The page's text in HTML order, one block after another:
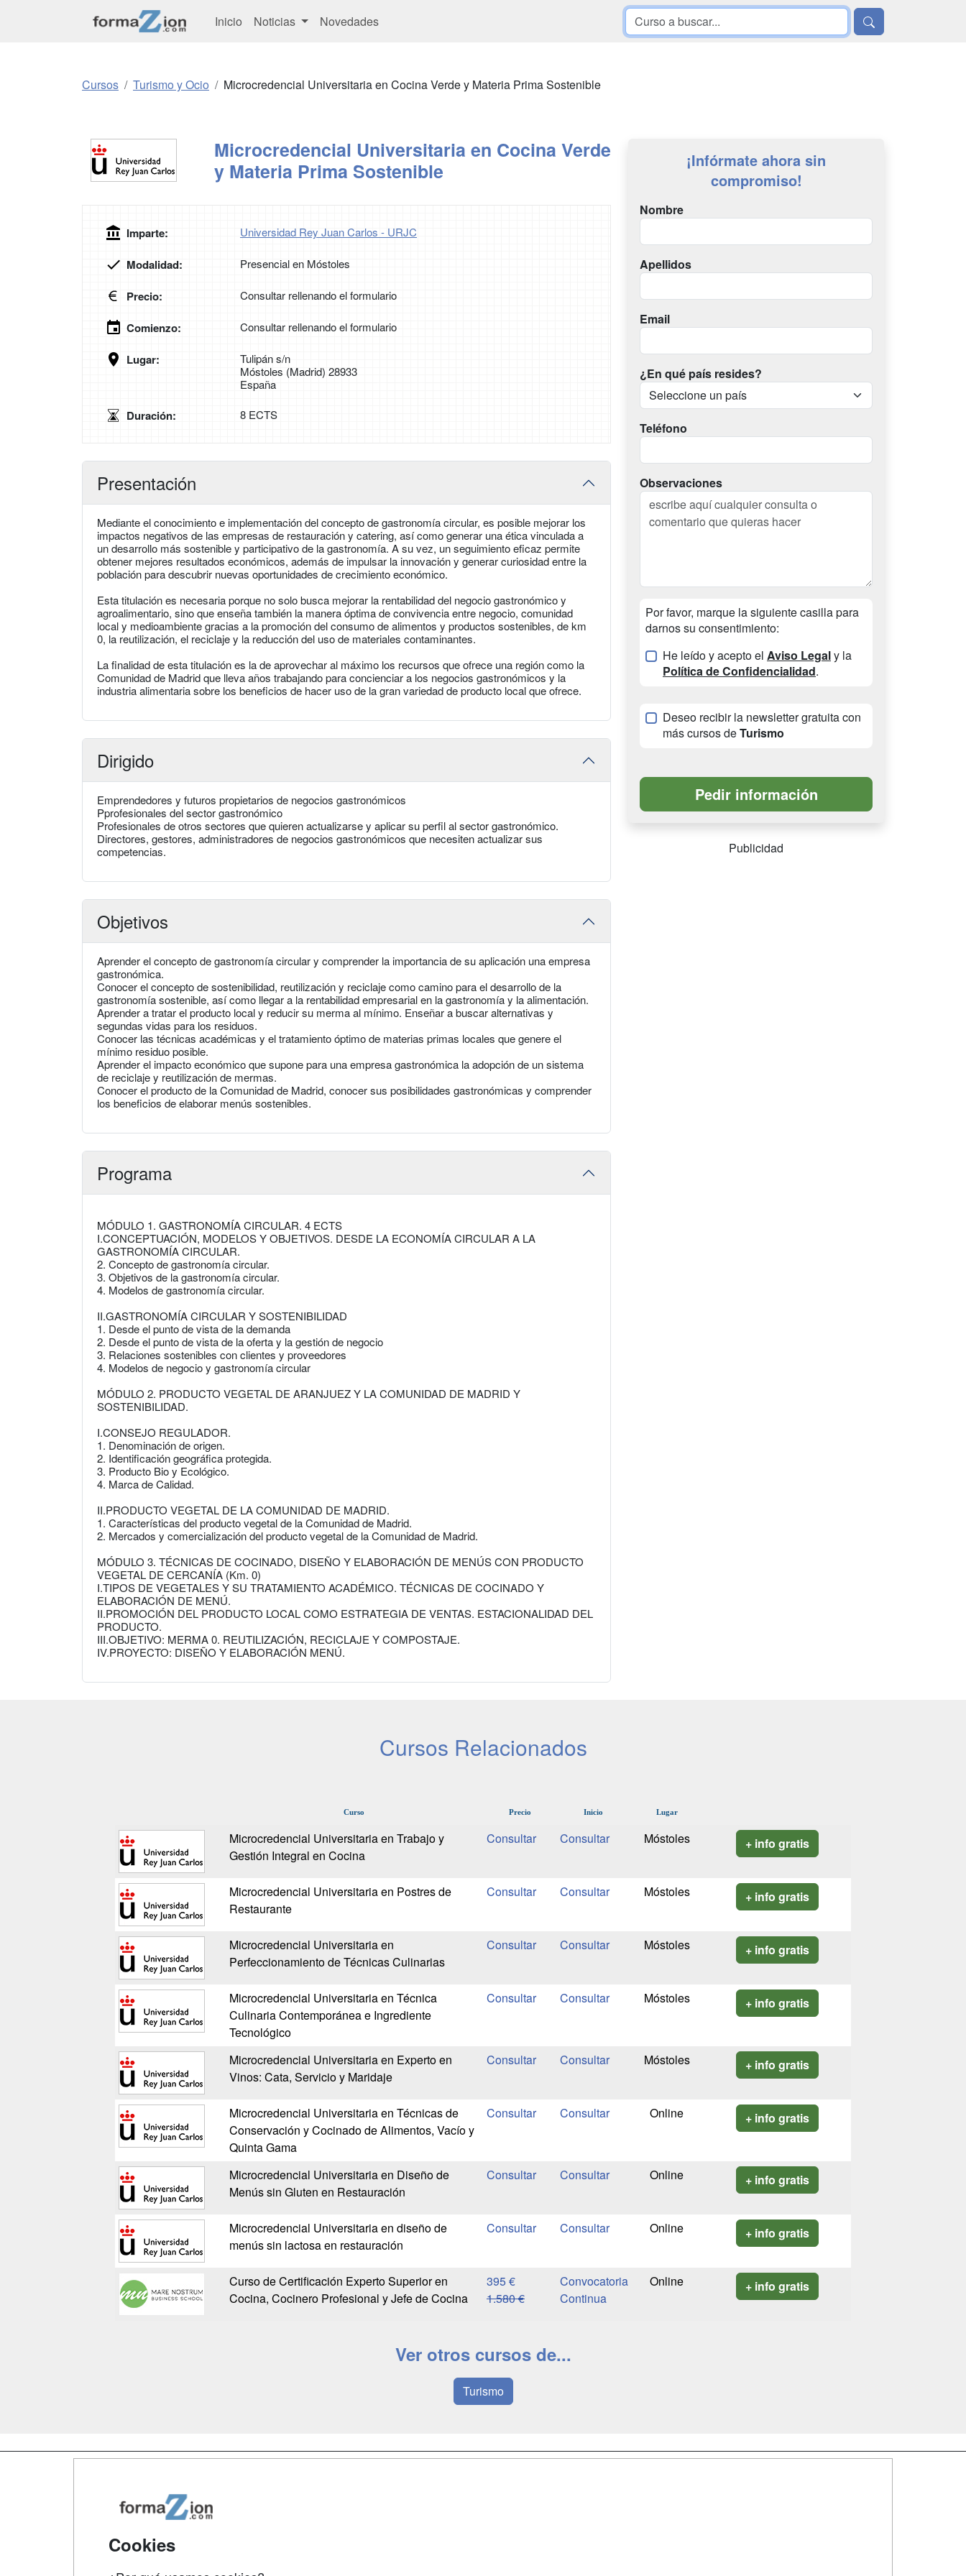
Inicio Noticias Novedades
Cursos Turismo y Ocio Microcredencial Universitaria en Cocina Verde y Materia Prima Sostenible
Microcredencial Universitaria en Cocina Verde
y Materia Prima Sostenible
Imparte: Universidad Rey Juan Carlos - URJC
Modalidad: Presencial en Móstoles
Precio: Consultar rellenando el formulario
Comienzo: Consultar rellenando el formulario
Lugar:
Tulipán s/n
Móstoles (Madrid) 28933
España
Duración: 8 ECTS
Presentación
Mediante el conocimiento e implementación del concepto de gastronomía circular, es posible mejorar los
impactos negativos de las empresas de restauración y catering, así como generar una ética vinculada a
un desarrollo más sostenible y participativo de la gastronomía. A su vez, un seguimiento eficaz permite
obtener mejores resultados económicos, además de impulsar la innovación y generar curiosidad entre la
población para descubrir nuevas oportunidades de crecimiento económico.
Esta titulación es necesaria porque no solo busca mejorar la rentabilidad del negocio gastronómico y
agroalimentario, sino que enseña también la manera óptima de convivencia entre negocio, comunidad
local y medioambiente gracias a la promoción del consumo de alimentos y productos sostenibles, de km
0, la reutilización, el reciclaje y la reducción del uso de materiales contaminantes.
La finalidad de esta titulación es la de aprovechar al máximo los recursos que ofrece una región como la
Comunidad de Madrid que lleva años trabajando para concienciar a los negocios gastronómicos y la
industria alimentaria sobre los beneficios de hacer uso de la gran variedad de producto local que ofrece.
Dirigido
Emprendedores y futuros propietarios de negocios gastronómicos
Pprofesionales del sector gastronómico
Profesionales de otros sectores que quieren actualizarse y aplicar su perfil al sector gastronómico.
Directores, gestores, administradores de negocios gastronómicos que necesiten actualizar sus
competencias.
Objetivos
Aprender el concepto de gastronomía circular y comprender la importancia de su aplicación una empresa
gastronómica.
Conocer el concepto de sostenibilidad, reutilización y reciclaje como camino para el desarrollo de la
gastronomía sostenible, así como llegar a la rentabilidad empresarial en la gastronomía y la alimentación.
Aprender a tratar el producto local y reducir su merma al mínimo. Enseñar a buscar alternativas y
segundas vidas para los residuos.
Conocer las técnicas académicas y el tratamiento óptimo de materias primas locales que genere el
mínimo residuo posible.
Aprender el impacto económico que supone para una empresa gastronómica la adopción de un sistema
de reciclaje y reutilización de mermas.
Conocer el producto de la Comunidad de Madrid, conocer sus posibilidades gastronómicas y comprender
los beneficios de elaborar menús sostenibles.
Programa
MÓDULO 1. GASTRONOMÍA CIRCULAR. 4 ECTS
I.CONCEPTUACIÓN, MODELOS Y OBJETIVOS. DESDE LA ECONOMÍA CIRCULAR A LA
GASTRONOMÍA CIRCULAR.
2. Concepto de gastronomía circular.
3. Objetivos de la gastronomía circular.
4. Modelos de gastronomía circular.
II.GASTRONOMÍA CIRCULAR Y SOSTENIBILIDAD
1. Desde el punto de vista de la demanda
2. Desde el punto de vista de la oferta y la gestión de negocio
3. Relaciones sostenibles con clientes y proveedores
4. Modelos de negocio y gastronomía circular
MÓDULO 2. PRODUCTO VEGETAL DE ARANJUEZ Y LA COMUNIDAD DE MADRID Y
SOSTENIBILIDAD.
I.CONSEJO REGULADOR.
1. Denominación de origen.
2. Identificación geográfica protegida.
3. Producto Bio y Ecológico.
4. Marca de Calidad.
II.PRODUCTO VEGETAL DE LA COMUNIDAD DE MADRID.
1. Características del producto vegetal de la Comunidad de Madrid.
2. Mercados y comercialización del producto vegetal de la Comunidad de Madrid.
MÓDULO 3. TÉCNICAS DE COCINADO, DISEÑO Y ELABORACIÓN DE MENÚS CON PRODUCTO
VEGETAL DE CERCANÍA (Km. 0)
I.TIPOS DE VEGETALES Y SU TRATAMIENTO ACADÉMICO. TÉCNICAS DE COCINADO Y
ELABORACIÓN DE MENÚ.
II.PROMOCIÓN DEL PRODUCTO LOCAL COMO ESTRATEGIA DE VENTAS. ESTACIONALIDAD DEL
PRODUCTO.
III.OBJETIVO: MERMA 0. REUTILIZACIÓN, RECICLAJE Y COMPOSTAJE.
IV.PROYECTO: DISEÑO Y ELABORACIÓN MENÚ.
¡Infórmate ahora sin
compromiso!
Nombre
Apellidos
Email
¿En qué país resides?
Teléfono
Observaciones
Por favor, marque la siguiente casilla para
darnos su consentimiento:
He leído y acepto el Aviso Legaly la
Política de Confidencialidad.
Deseo recibir la newsletter gratuita con
más cursos deTurismo
Publicidad
Cursos Relacionados
Curso Precio Inicio Lugar
Microcredencial Universitaria en Trabajo y
Gestión Integral en Cocina
Móstoles + info gratis
Microcredencial Universitaria en Postres de
Restaurante
Móstoles + info gratis
Microcredencial Universitaria en
Perfeccionamiento de Técnicas Culinarias
Móstoles + info gratis
Microcredencial Universitaria en Técnica
Culinaria Contemporánea e Ingrediente
Tecnológico
Móstoles + info gratis
Microcredencial Universitaria en Experto en
Vinos: Cata, Servicio y Maridaje
Móstoles + info gratis
Microcredencial Universitaria en Técnicas de
Conservación y Cocinado de Alimentos, Vacío y
Quinta Gama
Online + info gratis
Microcredencial Universitaria en Diseño de
Menús sin Gluten en Restauración
Online + info gratis
Microcredencial Universitaria en diseño de
menús sin lactosa en restauración
Online + info gratis
Curso de Certificación Experto Superior en
Cocina, Cocinero Profesional y Jefe de Cocina
395 €
1.580 €
Convocatoria
Continua
Online + info gratis
Ver otros cursos de...
Turismo
Cookies